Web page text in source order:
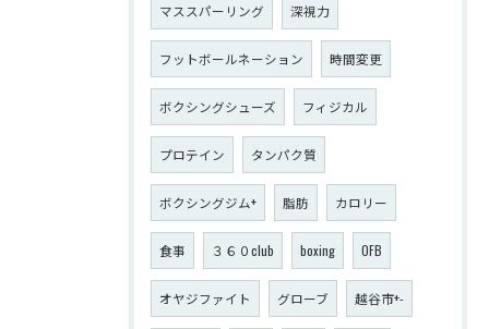
マススパーリング 深視力
フットボールネーション 時間変更
ボクシングシューズ フィジカル
プロテイン タンパク質
ボクシングジム+ 脂肪 カロリー
食事 ３６０club boxing OFB
オヤジファイト グローブ 越谷市+-